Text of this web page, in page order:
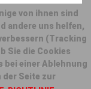
von ihnen sind
andere uns helfen,
(Tracking
Sie die Cookies
bei einer Ablehnung
Seite zur